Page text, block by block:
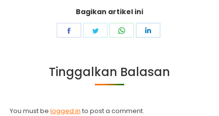
Bagikan artikel ini
Share
Share
Share
Tinggalkan Balasan
You must be logged in to post a comment.